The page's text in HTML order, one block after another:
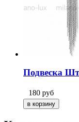
Подвеска
180 руб